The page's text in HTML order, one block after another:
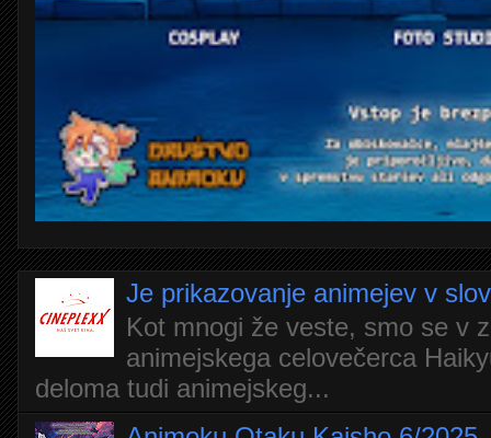
Je prikazovanje animejev v
Kot mnogi že veste, smo se v
animejskega celovečerca
deloma tudi animejskeg...